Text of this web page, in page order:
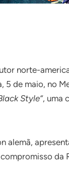
norte-
5 de maio, no
Style”, uma
alemã,
da